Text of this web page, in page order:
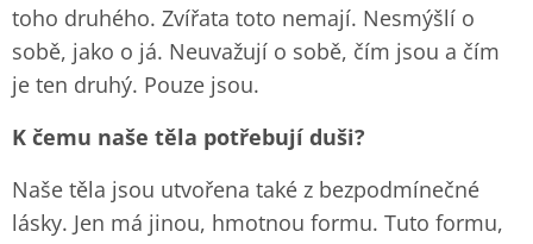
toho druhého. Zvířata toto nemají. Nesmýšlí o
sobě, jako o já. Neuvažují o sobě, čím jsou a čím
je ten druhý. Pouze jsou.
K čemu naše těla potřebují duši?
Naše těla jsou utvořena také z bezpodmínečné
lásky. Jen má jinou, hmotnou formu. Tuto formu,